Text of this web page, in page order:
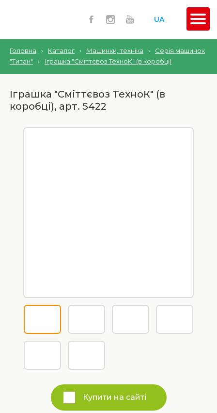
UA
Головна › Каталог › Машинки, техніка ›
Серія машинок
"Титан"
› Іграшка "Сміттєвоз ТехноК" (в коробці)
Іграшка "Сміттєвоз ТехноК" (в
коробці), арт. 5422
Купити на сайті